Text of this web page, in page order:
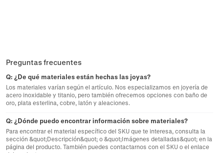
Preguntas frecuentes
Q: ¿De qué materiales están hechas las joyas?
Los materiales varían según el artículo. Nos especializamos en joyería de
acero inoxidable y titanio, pero también ofrecemos opciones con baño de
oro, plata esterlina, cobre, latón y aleaciones.
Q: ¿Dónde puedo encontrar información sobre materiales?
Para encontrar el material específico del SKU que te interesa, consulta la
sección &quot;Descripción&quot; o &quot;Imágenes detalladas&quot; en la
página del producto. También puedes contactarnos con el SKU o el enlace